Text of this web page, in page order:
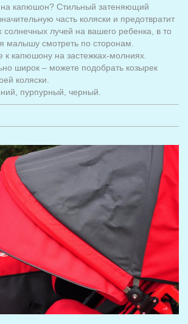
капюшон? Стильный затеняющий
часть коляски и предотвратит
лучей на вашего ребенка, в то
смотреть по сторонам.
к капюшону на застежках-молниях.
широк – можете подобрать козырек
коляски.
пурпурный, черный.